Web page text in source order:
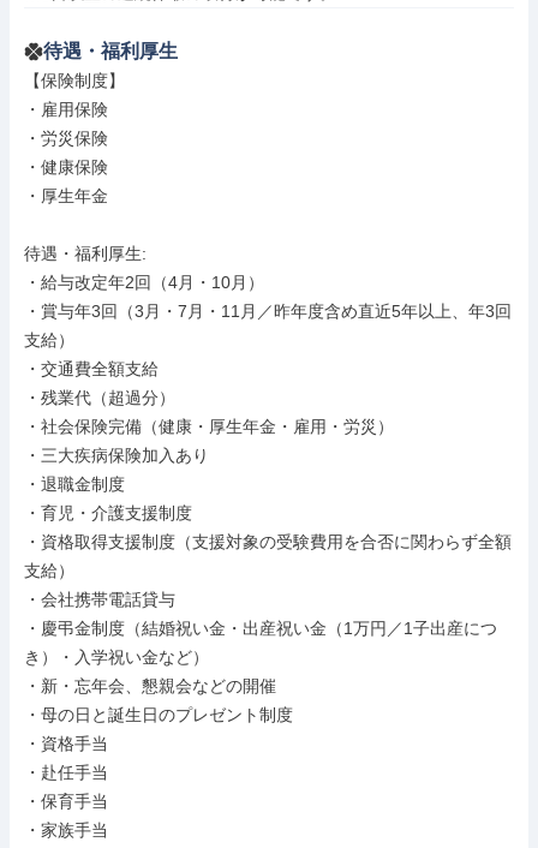
待遇・福利厚生
【保険制度】
・雇用保険
・労災保険
・健康保険
・厚生年金
待遇・福利厚生:
・給与改定年2回（4⽉・10⽉）
・賞与年3回（3⽉・7⽉・11⽉／昨年度含め直近5年以上、年3回
⽀給）
・交通費全額⽀給
・残業代（超過分）
・社会保険完備（健康・厚⽣年⾦・雇⽤・労災）
・三⼤疾病保険加⼊あり
・退職⾦制度
・育児・介護⽀援制度
・資格取得⽀援制度（⽀援対象の受験費⽤を合否に関わらず全額
⽀給）
・会社携帯電話貸与
・慶弔⾦制度（結婚祝い⾦・出産祝い⾦（1万円／1⼦出産につ
き）・⼊学祝い⾦など）
・新・忘年会、懇親会などの開催
・⺟の⽇と誕⽣⽇のプレゼント制度
・資格⼿当
・赴任⼿当
・保育⼿当
・家族⼿当